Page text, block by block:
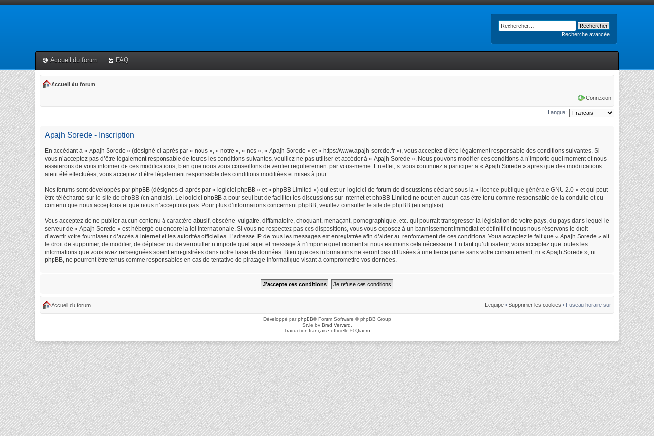
Recherche avancée
Accueil du forum FAQ
Accueil du forum
Connexion
Langue:
Apajh Sorede - Inscription
En accédant à « Apajh Sorede » (désigné ci-après par « nous », « notre », « nos », « Apajh Sorede » et « https://www.apajh-sorede.fr »), vous acceptez d’être légalement responsable des conditions suivantes. Si
vous n’acceptez pas d’être légalement responsable de toutes les conditions suivantes, veuillez ne pas utiliser et accéder à « Apajh Sorede ». Nous pouvons modifier ces conditions à n’importe quel moment et nous
essaierons de vous informer de ces modifications, bien que nous vous conseillons de vérifier régulièrement par vous-même. En effet, si vous continuez à participer à « Apajh Sorede » après que des modifications
aient été effectuées, vous acceptez d’être légalement responsable des conditions modifiées et mises à jour.
Nos forums sont développés par phpBB (désignés ci-après par « logiciel phpBB » et « phpBB Limited ») qui est un logiciel de forum de discussions déclaré sous la « licence publique générale GNU 2.0 » et qui peut
être téléchargé sur le site de phpBB (en anglais). Le logiciel phpBB a pour seul but de faciliter les discussions sur internet et phpBB Limited ne peut en aucun cas être tenu comme responsable de la conduite et du
contenu que nous acceptons et que nous n’acceptons pas. Pour plus d’informations concernant phpBB, veuillez consulter le site de phpBB (en anglais).
Vous acceptez de ne publier aucun contenu à caractère abusif, obscène, vulgaire, diffamatoire, choquant, menaçant, pornographique, etc. qui pourrait transgresser la législation de votre pays, du pays dans lequel le
serveur de « Apajh Sorede » est hébergé ou encore la loi internationale. Si vous ne respectez pas ces dispositions, vous vous exposez à un bannissement immédiat et définitif et nous nous réservons le droit
d’avertir votre fournisseur d’accès à internet et les autorités officielles. L’adresse IP de tous les messages est enregistrée afin d’aider au renforcement de ces conditions. Vous acceptez le fait que « Apajh Sorede » ait
le droit de supprimer, de modifier, de déplacer ou de verrouiller n’importe quel sujet et message à n’importe quel moment si nous estimons cela nécessaire. En tant qu’utilisateur, vous acceptez que toutes les
informations que vous avez renseignées soient enregistrées dans notre base de données. Bien que ces informations ne seront pas diffusées à une tierce partie sans votre consentement, ni « Apajh Sorede », ni
phpBB, ne pourront être tenus comme responsables en cas de tentative de piratage informatique visant à compromettre vos données.
Accueil du forum L’équipe • Supprimer les cookies • Fuseau horaire sur
Développé parphpBB® Forum Software © phpBB Group
Style by Brad Veryard
Traduction française officielle ©Qiaeru